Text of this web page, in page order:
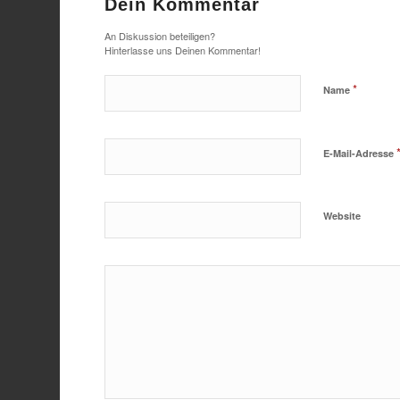
Dein Kommentar
An Diskussion beteiligen?
Hinterlasse uns Deinen Kommentar!
Name*
E-Mail-Adresse
Website